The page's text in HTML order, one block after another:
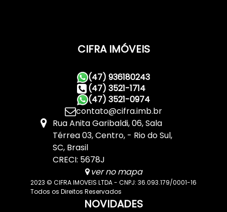
CIFRA IMÓVEIS
(47) 936180243
(47) 3521-1714
(47) 3521-0974
contato@cifra.imb.br
Rua Anita Garibaldi,06,Sala
Térrea 03,Centro, Rio do Sul,
SC, Brasil
CRECI: 5678J
ver no mapa
2023 © CIFRA IMOVEIS LTDA - CNPJ: 36.093.179/0001-16
Todos os Direitos Reservados
NOVIDADES